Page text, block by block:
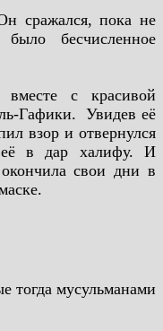
сражался, пока не
бесчисленное
с красивой
Гафики.Увидев её
взор и отвернулся
её в дар халифу. И
свои дни в
тогда мусульманами